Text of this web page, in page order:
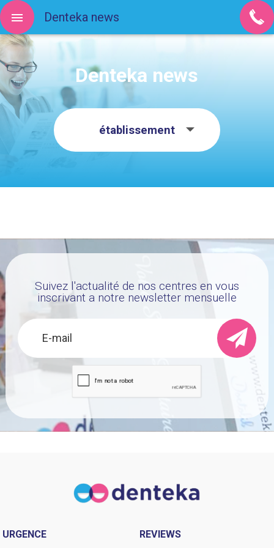
Denteka news
établissement
Suivez l'actualité de nos centres en vous
inscrivant a notre newsletter mensuelle
URGENCE REVIEWS
Denteka news